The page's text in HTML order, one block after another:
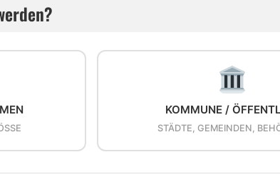
KOMMUNE /
STÄDTE, GEMEINDEN,